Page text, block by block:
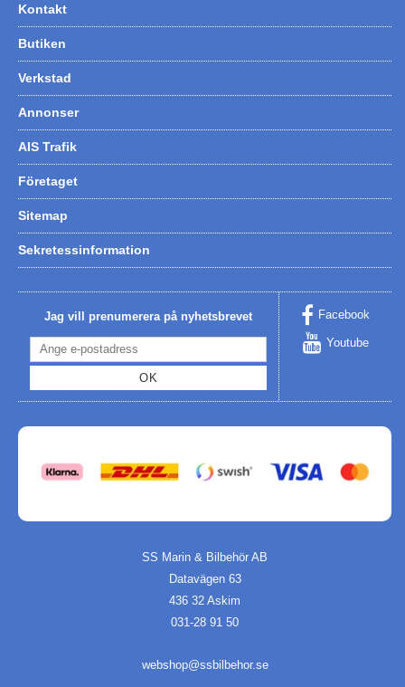
Kontakt
Butiken
Verkstad
Annonser
AIS Trafik
Företaget
Sitemap
Sekretessinformation
Jag vill prenumerera på nyhetsbrevet
OK
Facebook
Youtube
SS Marin & Bilbehör AB
Datavägen 63
436 32 Askim
031-28 91 50
webshop@ssbilbehor.se